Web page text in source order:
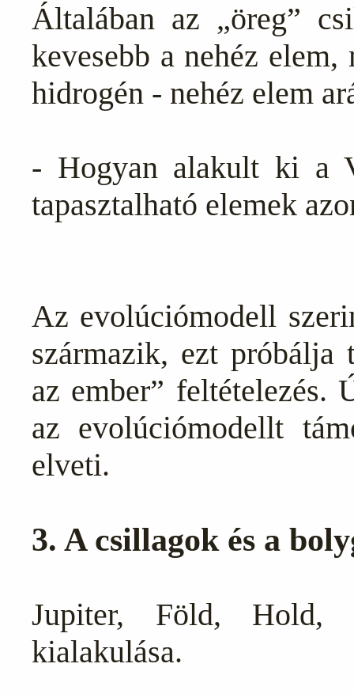
Általában az „öreg”
kevesebb a nehéz
hidrogén - nehéz elem
- Hogyan alakult ki a
tapasztalható elemek
Az evolúciómodell
származik, ezt próbálja
az ember” feltételezés.
az evolúciómodellt
elveti.
3. A csillagok és a
Jupiter, Föld, Hold,
kialakulása.